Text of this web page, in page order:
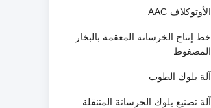
الأوتوكلاف AAC
خط إنتاج الخرسانة المعقمة بالبخار
المضغوط
آلة بلوك الطوب
آلة تصنيع بلوك الخرسانة المتنقلة